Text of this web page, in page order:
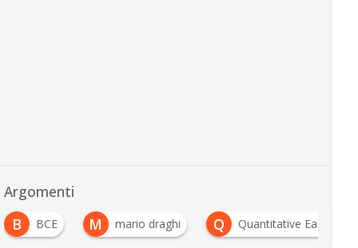
Argomenti
B BCE M mario draghi Q Quantitative Easing